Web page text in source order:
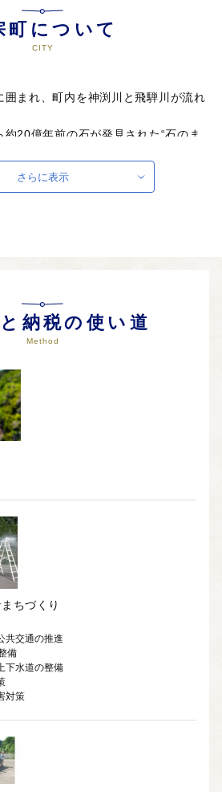
町について
囲まれ、町内を神渕川と飛騨川が流れ
約20億年前の石が発見された“石のま
定されている「飛水峡」は、岩と水と
指定されているひのきを使った木工品
ど“緑と清流の里”ならではの返礼品を
さらに表示
納税の使い道
Method
ちづくり
共交通の推進
備
下水道の整備
対策